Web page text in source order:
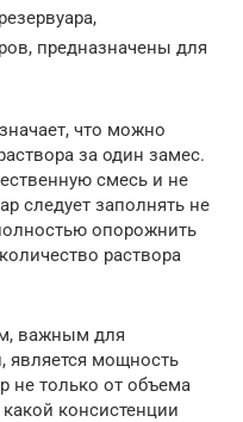
предназначены для
что можно
за один замес.
смесь и не
следует заполнять не
опорожнить
раствора
важным для
является мощность
не только от объема
консистенции